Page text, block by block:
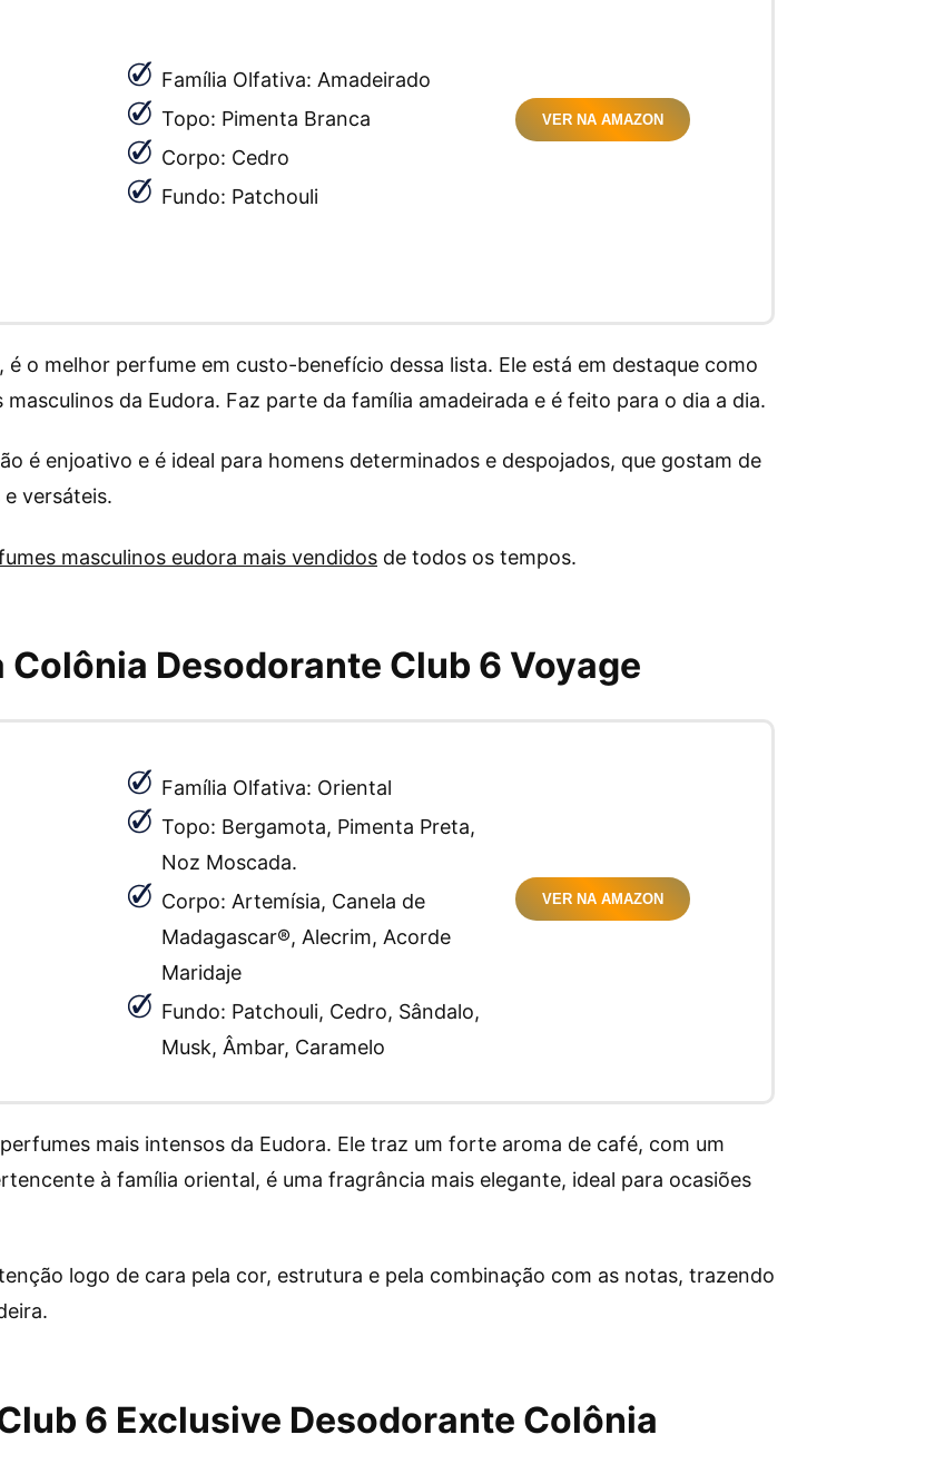
Família Olfativa: Amadeirado
Topo: Pimenta Branca
Corpo: Cedro
Fundo: Patchouli
VER NA AMAZON
é o melhor perfume em custo-benefício dessa lista. Ele está em destaque como
da Eudora. Faz parte da família amadeirada e é feito para o dia a dia.
é enjoativo e é ideal para homens determinados e despojados, que gostam de
versáteis.
masculinos eudora mais vendidos de todos os tempos.
Colônia Desodorante Club 6 Voyage
Família Olfativa: Oriental
Topo: Bergamota, Pimenta Preta,
Noz Moscada.
Corpo: Artemísia, Canela de
Madagascar®, Alecrim, Acorde
Maridaje
Fundo: Patchouli, Cedro, Sândalo,
Musk, Âmbar, Caramelo
VER NA AMAZON
mais intensos da Eudora. Ele traz um forte aroma de café, com um
à família oriental, é uma fragrância mais elegante, ideal para ocasiões
logo de cara pela cor, estrutura e pela combinação com as notas, trazendo
6 Exclusive Desodorante Colônia